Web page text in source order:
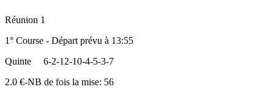
Réunion 1
1° Course - Départ prévu à 13:55
Quinte
6-2-12-10-4-5-3-7
2.0 €-NB de fois la mise: 56